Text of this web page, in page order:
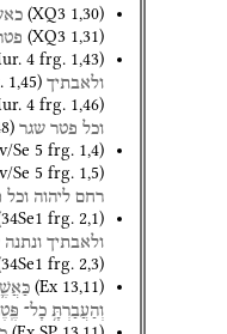
(XQ3 1,30)
(XQ3 1,31)
4 frg. 1,43)
ולאבתיך
1,45)
4 frg. 1,46)
וכל פטר שגר )
Se 5 frg. 1,4)
Se 5 frg. 1,5)
רחם ליהוה וכל
34Se1 frg. 2,1)
ולאבתיך ונתנה
34Se1 frg. 2,3)
(Ex 13,11)
וְהַעֲבַרְתָּ֥ כָל־